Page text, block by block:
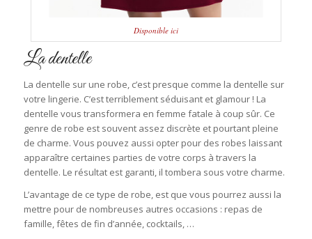
Disponible ici
La dentelle
La dentelle sur une robe, c’est presque comme la dentelle sur
votre lingerie. C’est terriblement séduisant et glamour ! La
dentelle vous transformera en femme fatale à coup sûr. Ce
genre de robe est souvent assez discrète et pourtant pleine
de charme. Vous pouvez aussi opter pour des robes laissant
apparaître certaines parties de votre corps à travers la
dentelle. Le résultat est garanti, il tombera sous votre charme.
L’avantage de ce type de robe, est que vous pourrez aussi la
mettre pour de nombreuses autres occasions : repas de
famille, fêtes de fin d’année, cocktails, …